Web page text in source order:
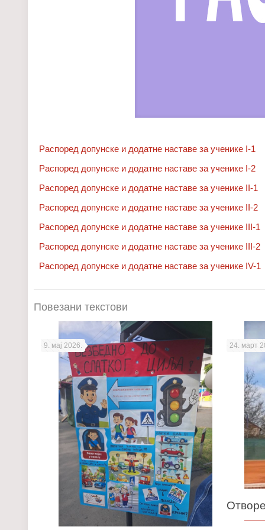
Распоред допунске и додатне наставе за ученике I-1
Распоред допунске и додатне наставе за ученике I-2
Распоред допунске и додатне наставе за ученике II-1
Распоред допунске и додатне наставе за ученике II-2
Распоред допунске и додатне наставе за ученике III-1
Распоред допунске и додатне наставе за ученике III-2
Распоред допунске и додатне наставе за ученике IV-1
Повезани текстови
9. мај 2026. 24. март